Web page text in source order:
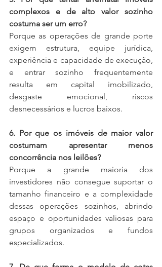
complexos e de alto valor sozinho
costuma ser um erro?
Porque as operações de grande porte
exigem estrutura, equipe jurídica,
experiência e capacidade de execução,
e entrar sozinho frequentemente
resulta em capital imobilizado,
desgaste emocional, riscos
desnecessários e lucros baixos.
6. Por que os imóveis de maior valor
costumam apresentar menos
concorrência nos leilões?
Porque a grande maioria dos
investidores não consegue suportar o
tamanho financeiro e a complexidade
dessas operações sozinhos, abrindo
espaço e oportunidades valiosas para
grupos organizados e fundos
especializados.